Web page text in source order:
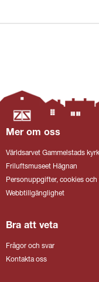
Mer om oss
Världsarvet Gammelstads
Friluftsmuseet Hägnan
Personuppgifter, cookies
Webbtillgänglighet
Bra att veta
Frågor och svar
Kontakta oss